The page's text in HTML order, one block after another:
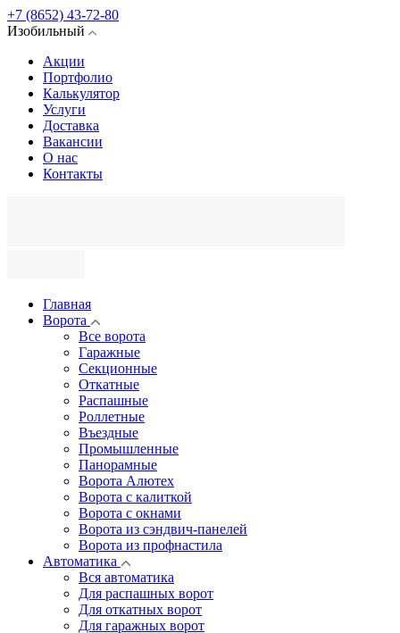
+7 (8652) 43-72-80
Изобильный
Акции
Портфолио
Калькулятор
Услуги
Доставка
Вакансии
О нас
Контакты
Главная
Ворота
Все ворота
Гаражные
Секционные
Откатные
Распашные
Роллетные
Въездные
Промышленные
Панорамные
Ворота Алютех
Ворота с калиткой
Ворота c окнами
Ворота из сэндвич-панелей
Ворота из профнастила
Автоматика
Вся автоматика
Для распашных ворот
Для откатных ворот
Для гаражных ворот